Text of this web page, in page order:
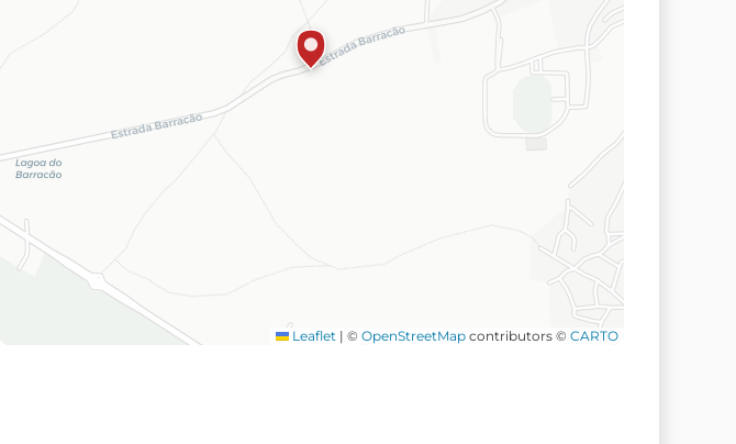
Leaflet | © OpenStreetMap contributors © CARTO